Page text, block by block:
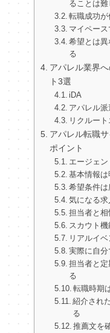
ることは難
転職成功
マイペー
希望とは
る
アパレル業界
ト3選
iDA
アパレル
リクルー
アパレル転職
ポイント
エージェ
基本情報
希望条件
気になる
担当者と
スカウト
リアルイ
実際に自
担当者と
る
転職時期
紹介され
る
推薦文を